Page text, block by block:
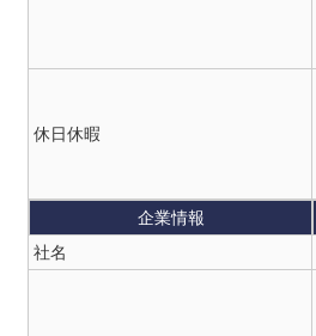
休日休暇
企業情報
社名